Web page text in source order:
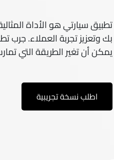
تطبيق سيارتي هو الأداة
بك وتعزيز تجربة العملاء.
يمكن أن تغير الطريقة التي
اطلب نسخة تجريبية